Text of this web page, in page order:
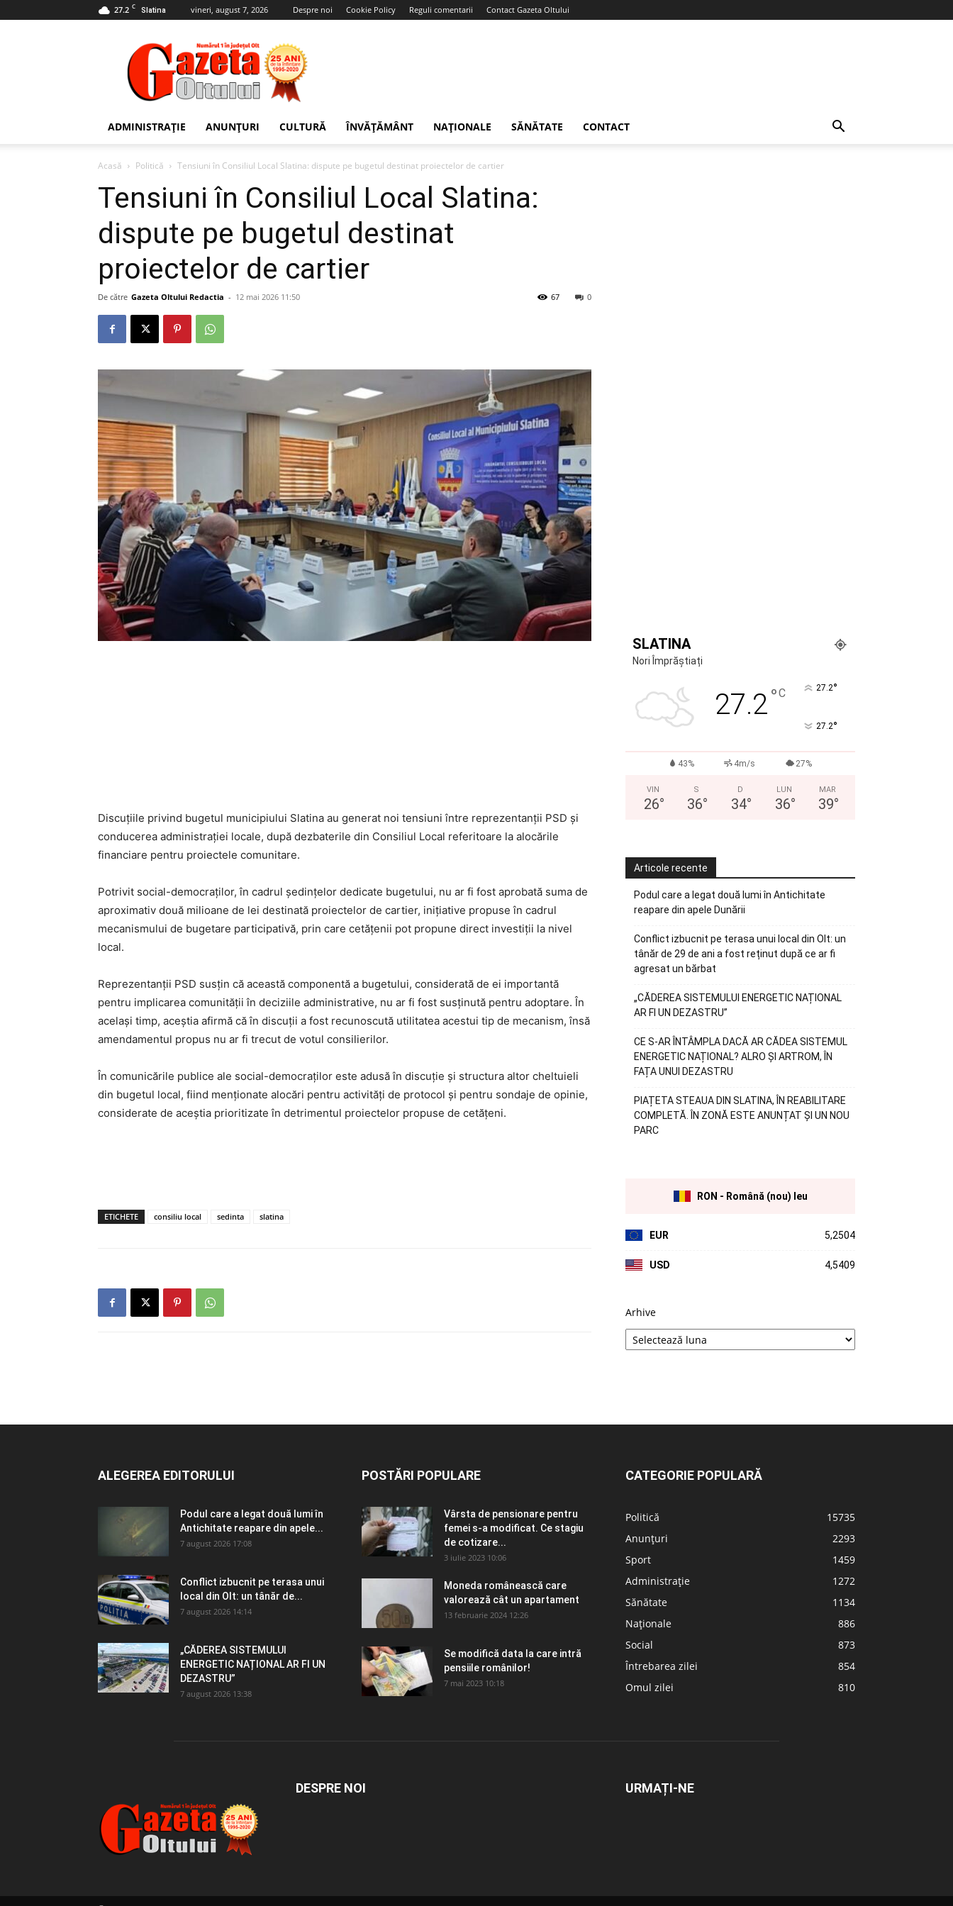
27.2 C Slatina vineri, august 7, 2026 Despre noi Cookie Policy Reguli comentarii Contact Gazeta Oltului
Gazeta
Oltului
ADMINISTRAȚIE ANUNȚURI CULTURĂ ÎNVĂȚĂMÂNT NAȚIONALE SĂNĂTATE CONTACT
Acasă Politică Tensiuni în Consiliul Local Slatina: dispute pe bugetul destinat proiectelor de cartier
Tensiuni în Consiliul Local Slatina:
dispute pe bugetul destinat
proiectelor de cartier
De către Gazeta Oltului Redactia - 12 mai 2026 11:50 0
67
Discuțiile privind bugetul municipiului Slatina au generat noi tensiuni între reprezentanții PSD și
conducerea administrației locale, după dezbaterile din Consiliul Local referitoare la alocările
financiare pentru proiectele comunitare.
Potrivit social-democraților, în cadrul ședințelor dedicate bugetului, nu ar fi fost aprobată suma de
aproximativ două milioane de lei destinată proiectelor de cartier, inițiative propuse în cadrul
mecanismului de bugetare participativă, prin care cetățenii pot propune direct investiții la nivel
local.
Reprezentanții PSD susțin că această componentă a bugetului, considerată de ei importantă
pentru implicarea comunității în deciziile administrative, nu ar fi fost susținută pentru adoptare. În
același timp, aceștia afirmă că în discuții a fost recunoscută utilitatea acestui tip de mecanism, însă
amendamentul propus nu ar fi trecut de votul consilierilor.
În comunicările publice ale social-democraților este adusă în discuție și structura altor cheltuieli
din bugetul local, fiind menționate alocări pentru activități de protocol și pentru sondaje de opinie,
considerate de aceștia prioritizate în detrimentul proiectelor propuse de cetățeni.
ETICHETE consiliu local sedinta slatina
SLATINA
Nori Împrăștiați
27.2°C 27.2°
27.2°
43% 4m/s 27%
VIN
26°
S
36°
D
34°
LUN
36°
MAR
39°
Articole recente
Podul care a legat două lumi în Antichitate
reapare din apele Dunării
Conflict izbucnit pe terasa unui local din Olt: un
tânăr de 29 de ani a fost reținut după ce ar fi
agresat un bărbat
„CĂDEREA SISTEMULUI ENERGETIC NAȚIONAL
AR FI UN DEZASTRU”
CE S-AR ÎNTÂMPLA DACĂ AR CĂDEA SISTEMUL
ENERGETIC NAȚIONAL? ALRO ȘI ARTROM, ÎN
FAȚA UNUI DEZASTRU
PIAȚETA STEAUA DIN SLATINA, ÎN REABILITARE
COMPLETĂ. ÎN ZONĂ ESTE ANUNȚAT ȘI UN NOU
PARC
RON - Română (nou) leu
EUR 5,2504
USD 4,5409
Arhive
ALEGEREA EDITORULUI
Podul care a legat două lumi în
Antichitate reapare din apele...
7 august 2026 17:08
Conflict izbucnit pe terasa unui
local din Olt: un tânăr de...
7 august 2026 14:14
„CĂDEREA SISTEMULUI
ENERGETIC NAȚIONAL AR FI UN
DEZASTRU”
7 august 2026 13:38
POSTĂRI POPULARE
Vârsta de pensionare pentru
femei s-a modificat. Ce stagiu
de cotizare...
3 iulie 2023 10:06
Moneda românească care
valorează cât un apartament
13 februarie 2024 12:26
Se modifică data la care intră
pensiile românilor!
7 mai 2023 10:18
CATEGORIE POPULARĂ
Politică
15735
Anunțuri
2293
Sport
1459
Administrație
1272
Sănătate
1134
Naționale
886
Social
873
Întrebarea zilei
854
Omul zilei
810
DESPRE NOI URMAȚI-NE